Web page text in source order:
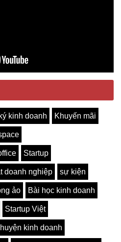
kinh doanh Khuyến mãi
Startup
doanh nghiệp sự kiện
ảo Bài học kinh doanh
Startup Việt
kinh doanh